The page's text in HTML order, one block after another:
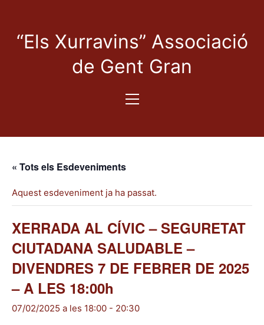
“Els Xurravins” Associació
de Gent Gran
« Tots els Esdeveniments
Aquest esdeveniment ja ha passat.
XERRADA AL CÍVIC – SEGURETAT
CIUTADANA SALUDABLE –
DIVENDRES 7 DE FEBRER DE 2025
– A LES 18:00h
07/02/2025 a les 18:00 - 20:30